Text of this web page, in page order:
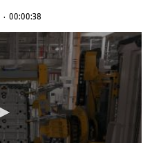
· 00:00:38